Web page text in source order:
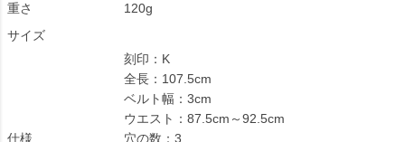
重さ
120g
サイズ
仕様
刻印：K
全長：107.5cm
ベルト幅：3cm
ウエスト：87.5cm～92.5cm
穴の数：3